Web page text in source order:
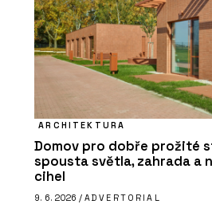
ARCHITEKTURA
Domov pro dobře prožité
spousta světla, zahrada a
cihel
9. 6. 2026 / ADVERTORIAL